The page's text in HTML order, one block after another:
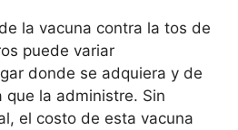
la vacuna contra la tos de
puede variar
donde se adquiera y de
que la administre. Sin
el costo de esta vacuna